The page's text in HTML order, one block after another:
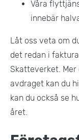
Våra
innebär
Låt oss veta om
det redan i
Skatteverket.
avdraget kan du
kan du också se
året.